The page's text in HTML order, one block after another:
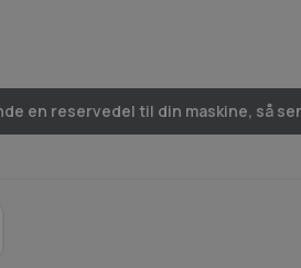
en reservedel til din maskine, så